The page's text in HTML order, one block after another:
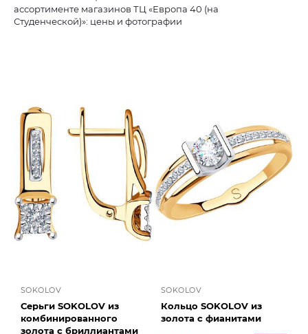
ассортименте магазинов ТЦ «Европа 40 (на
Студенческой)»: цены и фотографии
SOKOLOV
Серьги SOKOLOV из
комбинированного
золота с бриллиантами
SOKOLOV
Кольцо SOKOLOV из
золота с фианитами